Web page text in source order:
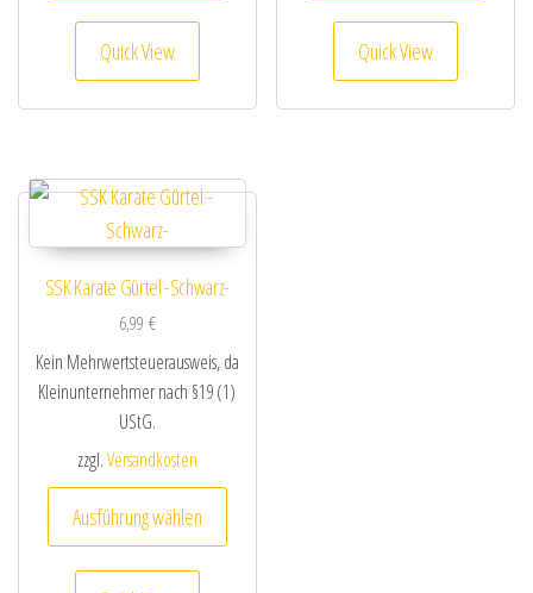
Quick View Quick View
SSK Karate Gürtel -Schwarz-
6,99 €
Kein Mehrwertsteuerausweis, da
Kleinunternehmer nach §19 (1)
UStG.
zzgl.Versandkosten
Ausführung wählen
Dieses Produkt weist mehrere Varianten